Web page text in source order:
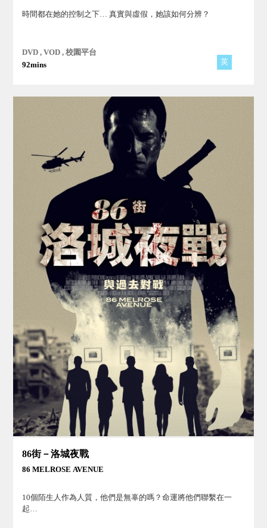
時間都在她的控制之下… 真實與虛假，她該如何分辨？
DVD , VOD , 校園平台
92mins
英
86街－洛城夜戰
86 MELROSE AVENUE
10個陌生人作為人質，他們是無辜的嗎？命運將他們聯繫在一
起…